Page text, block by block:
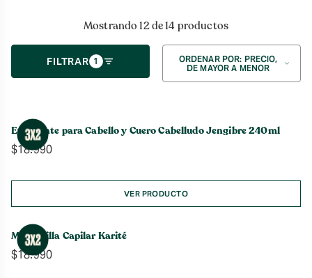
Mostrando 12 de 14 productos
FILTRAR 1
Ordenar
por
ORDENAR POR: PRECIO,
DE MAYOR A MENOR
Exfoliante para Cabello y Cuero Cabelludo Jengibre 240ml
$18.990
VER PRODUCTO
Mascarilla Capilar Karité
$18.990